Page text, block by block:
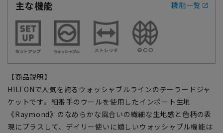
主な機能
機能一覧
【商品説明】
HILTONで人気を誇るウォッシャブルラインのテーラードジャ
ケットです。細番手のウールを使用したインポート生地
《Raymond》のなめらかな風合いの繊細な生地感と色柄の表
現にプラスして、デイリー使いに嬉しいウォッシャブル機能は